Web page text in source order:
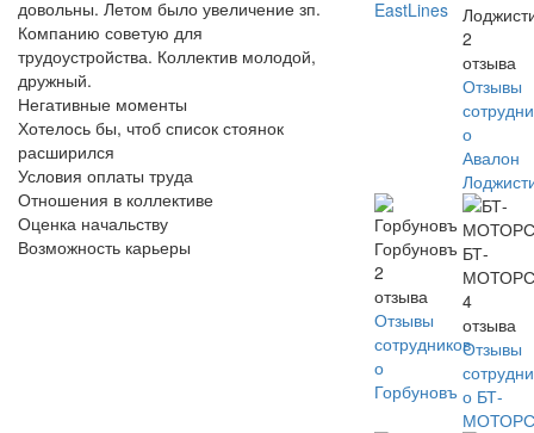
довольны. Летом было увеличение зп.
Компанию советую для
трудоустройства. Коллектив молодой,
дружный.
Негативные моменты
Хотелось бы, чтоб список стоянок
расширился
Условия оплаты труда
Отношения в коллективе
Оценка начальству
Возможность карьеры
EastLines
2
отзыва
Отзывы
о
Авалон
Горбуновъ
2
отзыва
Отзывы
сотрудников
о
Горбуновъ
БТ-
4
отзыва
Отзывы
о БТ-